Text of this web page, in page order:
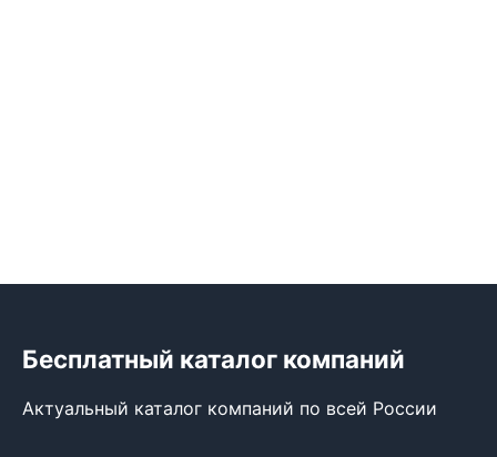
Бесплатный каталог компаний
Актуальный каталог компаний по всей России